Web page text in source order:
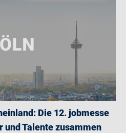
Die 12. jobmesse
und Talente zusammen